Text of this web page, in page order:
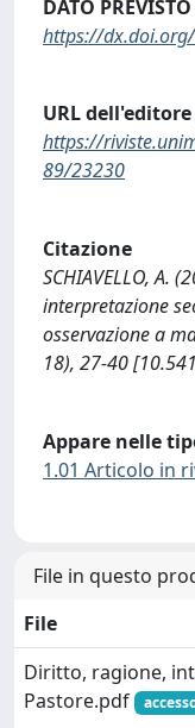
DATO
https://
URL
https://
89/23230
Citazione
SCHIAVELLO, A.
interpretazione
osservazione a
18), 27-40
Appare nelle
1.01 Articolo in
File in questo
File
Diritto, ragione,
Pastore.pdf